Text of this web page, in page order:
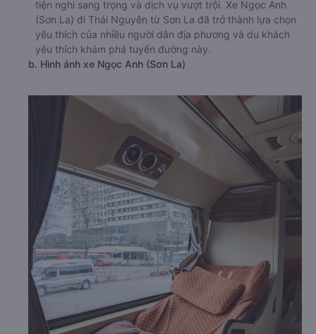
tiện nghi sang trọng và dịch vụ vượt trội. Xe Ngọc Anh
(Sơn La) đi Thái Nguyên từ Sơn La đã trở thành lựa chọn
yêu thích của nhiều người dân địa phương và du khách
yêu thích khám phá tuyến đường này.
b. Hình ảnh xe Ngọc Anh (Sơn La)